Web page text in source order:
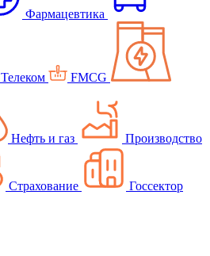
Фармацевтика
Телеком FMCG
Нефть и газ Производство
Страхование
Госсектор